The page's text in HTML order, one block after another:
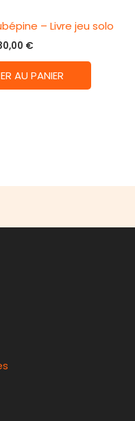
– Livre jeu solo
€
AU PANIER